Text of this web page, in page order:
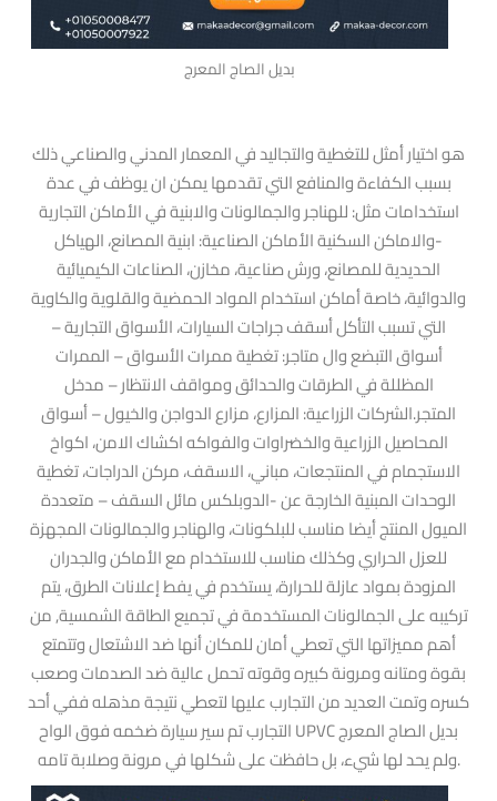
بديل الصاج المعرج
هو اختيار أمثل للتغطية والتجاليد في المعمار المدني والصناعي ذلك
بسبب الكفاءة والمنافع التي تقدمها يمكن ان يوظف في عدة
استخدامات مثل: للهناجر والجمالونات والابنية في الأماكن التجارية
-والاماكن السكنية الأماكن الصناعية: ابنية المصانع، الهياكل
الحديدية للمصانع، ورش صناعية، مخازن، الصناعات الكيميائية
والدوائية، خاصة أماكن استخدام المواد الحمضية والقلوية والكاوية
التي تسبب التأكل أسقف جراجات السيارات، الأسواق التجارية –
أسواق التبضع وال متاجر: تغطية ممرات الأسواق – الممرات
المظللة في الطرقات والحدائق ومواقف الانتظار – مدخل
المتجر.الشركات الزراعية: المزارع، مزارع الدواجن والخيول – أسواق
المحاصيل الزراعية والخضراوات والفواكه اكشاك الامن، اكواخ
الاستجمام في المنتجعات، مباني، الاسقف، مركن الدراجات، تغطية
الوحدات المبنية الخارجة عن -الدوبلكس مائل السقف – متعددة
الميول المنتج أيضا مناسب للبلكونات، والهناجر والجمالونات المجهزة
للعزل الحراري وكذلك مناسب للاستخدام مع الأماكن والجدران
المزودة بمواد عازلة للحرارة، يستخدم في يفط إعلانات الطرق، يتم
تركيبه على الجمالونات المستخدمة في تجميع الطاقة الشمسية, من
أهم مميزاتها التي تعطي أمان للمكان أنها ضد الاشتعال وتتمتع
بقوة ومتانه ومرونة كبيره وقوته تحمل عالية ضد الصدمات وصعب
كسره وتمت العديد من التجارب عليها لتعطي نتيجة مذهله ففي أحد
التجارب تم سير سيارة ضخمه فوق الواح UPVC بديل الصاج المعرج
ولم يحد لها شيء، بل حافظت على شكلها في مرونة وصلابة تامه.